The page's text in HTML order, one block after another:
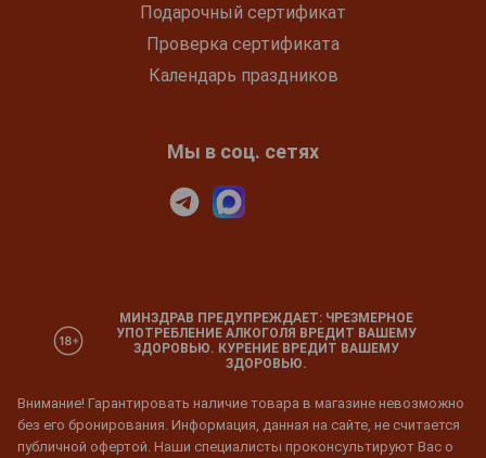
Подарочный сертификат
Проверка сертификата
Календарь праздников
Мы в соц. сетях
МИНЗДРАВ ПРЕДУПРЕЖДАЕТ: ЧРЕЗМЕРНОЕ
УПОТРЕБЛЕНИЕ АЛКОГОЛЯ ВРЕДИТ ВАШЕМУ
ЗДОРОВЬЮ. КУРЕНИЕ ВРЕДИТ ВАШЕМУ
ЗДОРОВЬЮ.
Внимание! Гарантировать наличие товара в магазине невозможно
без его бронирования. Информация, данная на сайте, не считается
публичной офертой. Наши специалисты проконсультируют Вас о